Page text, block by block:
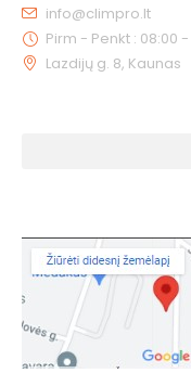
info@climpro.lt
Pirm - Penkt : 08:00 -
Lazdijų g. 8, Kaunas